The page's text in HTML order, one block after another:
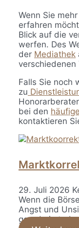
Wenn Sie
erfahren
Blick auf die
werfen. Des
der Mediathek
verschiedenen
Falls Sie noch
zu
bei den
kontaktieren
29. Juli 2026
Wenn die
Angst und
gerade in